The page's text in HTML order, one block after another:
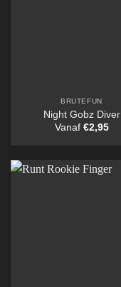
BRUTEFUN
Night Gobz Diver
Vanaf €2,95